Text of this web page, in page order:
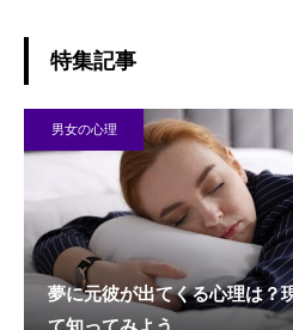
特集記事
男女の心理
夢に元彼が出てくる心理は？
て知ってみよう